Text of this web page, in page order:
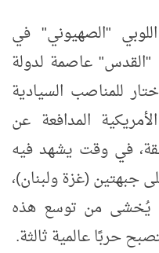
"الصهيوني" في
"القدس" عاصمة لدولة
للمناصب السيادية
المدافعة عن
في وقت يشهد فيه
جبهتين (غزة ولبنان)،
يُخشى من توسع هذه
حربًا عالمية ثالثة.